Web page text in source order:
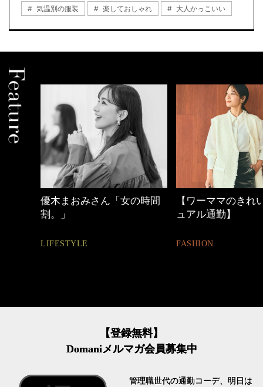
気温別の服装
楽しておしゃれ 大人かっこいい
【ワーママのきれいめカジ
ュアル通勤】
FASHION
働く女性のバッグ
【登録無料】
Domaniメルマガ会員募集中
管理職世代の通勤コーデ、明日は